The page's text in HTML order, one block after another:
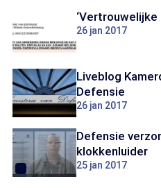
26 jan 2017
Liveblog
Defensie
26 jan 2017
Defensie
klokkenluider
25 jan 2017